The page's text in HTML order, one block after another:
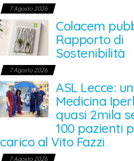
7 Agosto 2026
Colacem
Rapporto di
Sostenibilità
7 Agosto 2026
ASL Lecce:
Medicina
quasi 2mila
100 pazienti
carico al Vito Fazzi
7 Agosto 2026